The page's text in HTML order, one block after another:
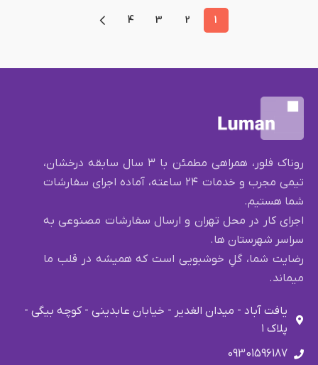
1
2
3
4
روناک فلور، همراهی مطمئن با ۳ سال سابقه درخشان،
تیمی مجرب و خدمات ۲۴ ساعته، آماده اجرای سفارشات
شما هستیم.
اجرای کار در محل تهران و ارسال سفارشات مصنوعی به
سراسر شهرستان ها.
رضایت شما، گلِ خوشبویی است که همیشه در قلب ما
میماند.
یافت آباد - میدان الغدیر - خیابان عابدینی - کوچه بیگی -
پلاک ۱
09301596187